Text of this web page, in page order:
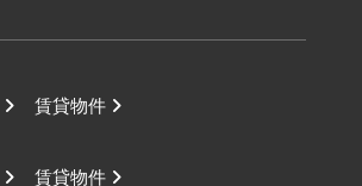
賃貸物件
賃貸物件